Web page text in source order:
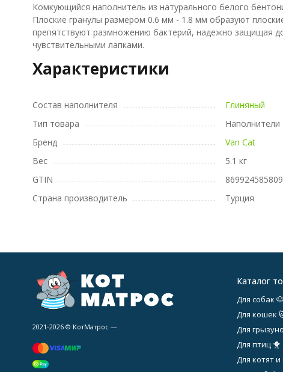
Комкующийся наполнитель из натурального белого
Плоские гранулы размером 0.6 мм - 1.8 мм образуют
препятствуют размножению бактерий, надежно защищая
чувствительными лапками.
Характеристики
Состав наполнителя
Глиняный
Тип товара
Наполнители
Бренд
Van Cat
Вес
5.1 кг
GTIN
Страна производитель
Турция
2021-2026 © КотМатрос —
Каталог
Для собак
Для кошек
Для
Для птиц 🐥
Для котят